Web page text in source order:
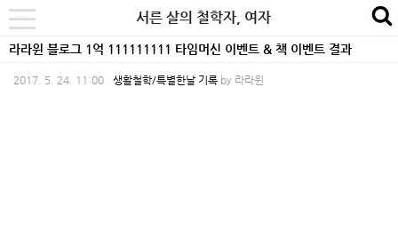
본
문
내
비
카
테
toggle
navigation
서른 살의 철학자, 여자
라라윈 블로그 1억 111111111 타임머신 이벤트 & 책 이벤트 결과
2017. 5. 24. 11:00 생활철학/특별한날 기록 by 라라윈